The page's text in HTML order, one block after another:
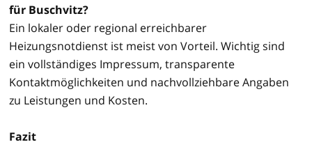
für Buschvitz?
Ein lokaler oder regional erreichbarer
Heizungsnotdienst ist meist von Vorteil. Wichtig sind
ein vollständiges Impressum, transparente
Kontaktmöglichkeiten und nachvollziehbare Angaben
zu Leistungen und Kosten.
Fazit